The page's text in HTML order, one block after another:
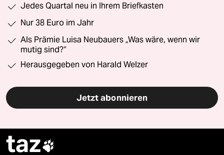
Jedes Quartal neu in Ihrem Briefkasten
Nur 38 Euro im Jahr
Als Prämie Luisa Neubauers „Was wäre, wenn wir
mutig sind?“
Herausgegeben von Harald Welzer
Jetzt abonnieren
taz